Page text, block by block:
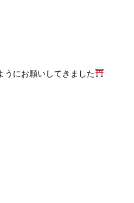
うにお願いしてきました